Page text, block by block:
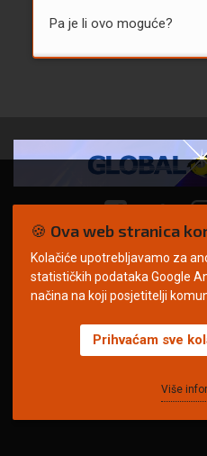
Pa je li ovo moguće?
Uvjeti korištenja
🍪 Ova web stranica
Kolačiće upotrebljavamo za
statističkih podataka Google
načina na koji posjetitelji
Više
Prihvaćam sve